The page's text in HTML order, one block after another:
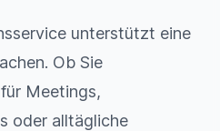
unterstützt eine
Ob Sie
Meetings,
oder alltägliche